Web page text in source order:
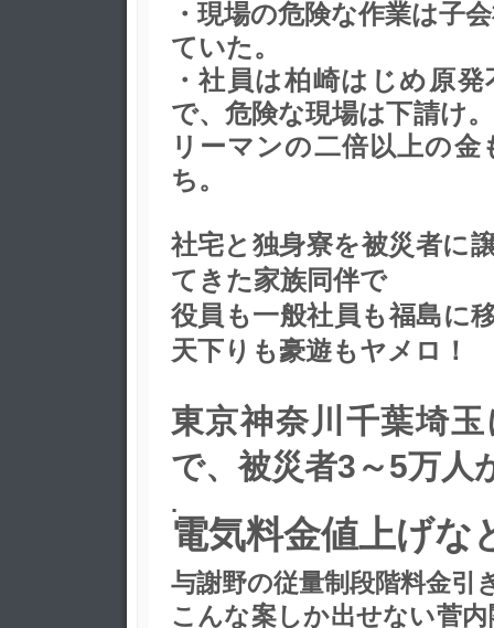
・現場の危険な作業は子
ていた。
・社員は柏崎はじめ原
で、危険な現場は下請け
リーマンの二倍以上の
ち。
社宅と独身寮を被災者に
てきた家族同伴で
役員も一般社員も福島に
天下りも豪遊もヤメロ！
東京神奈川千葉埼
で、被災者3～5万人
.
電気料金値上げな
与謝野の従量制段階料金引
こんな案しか出せない菅